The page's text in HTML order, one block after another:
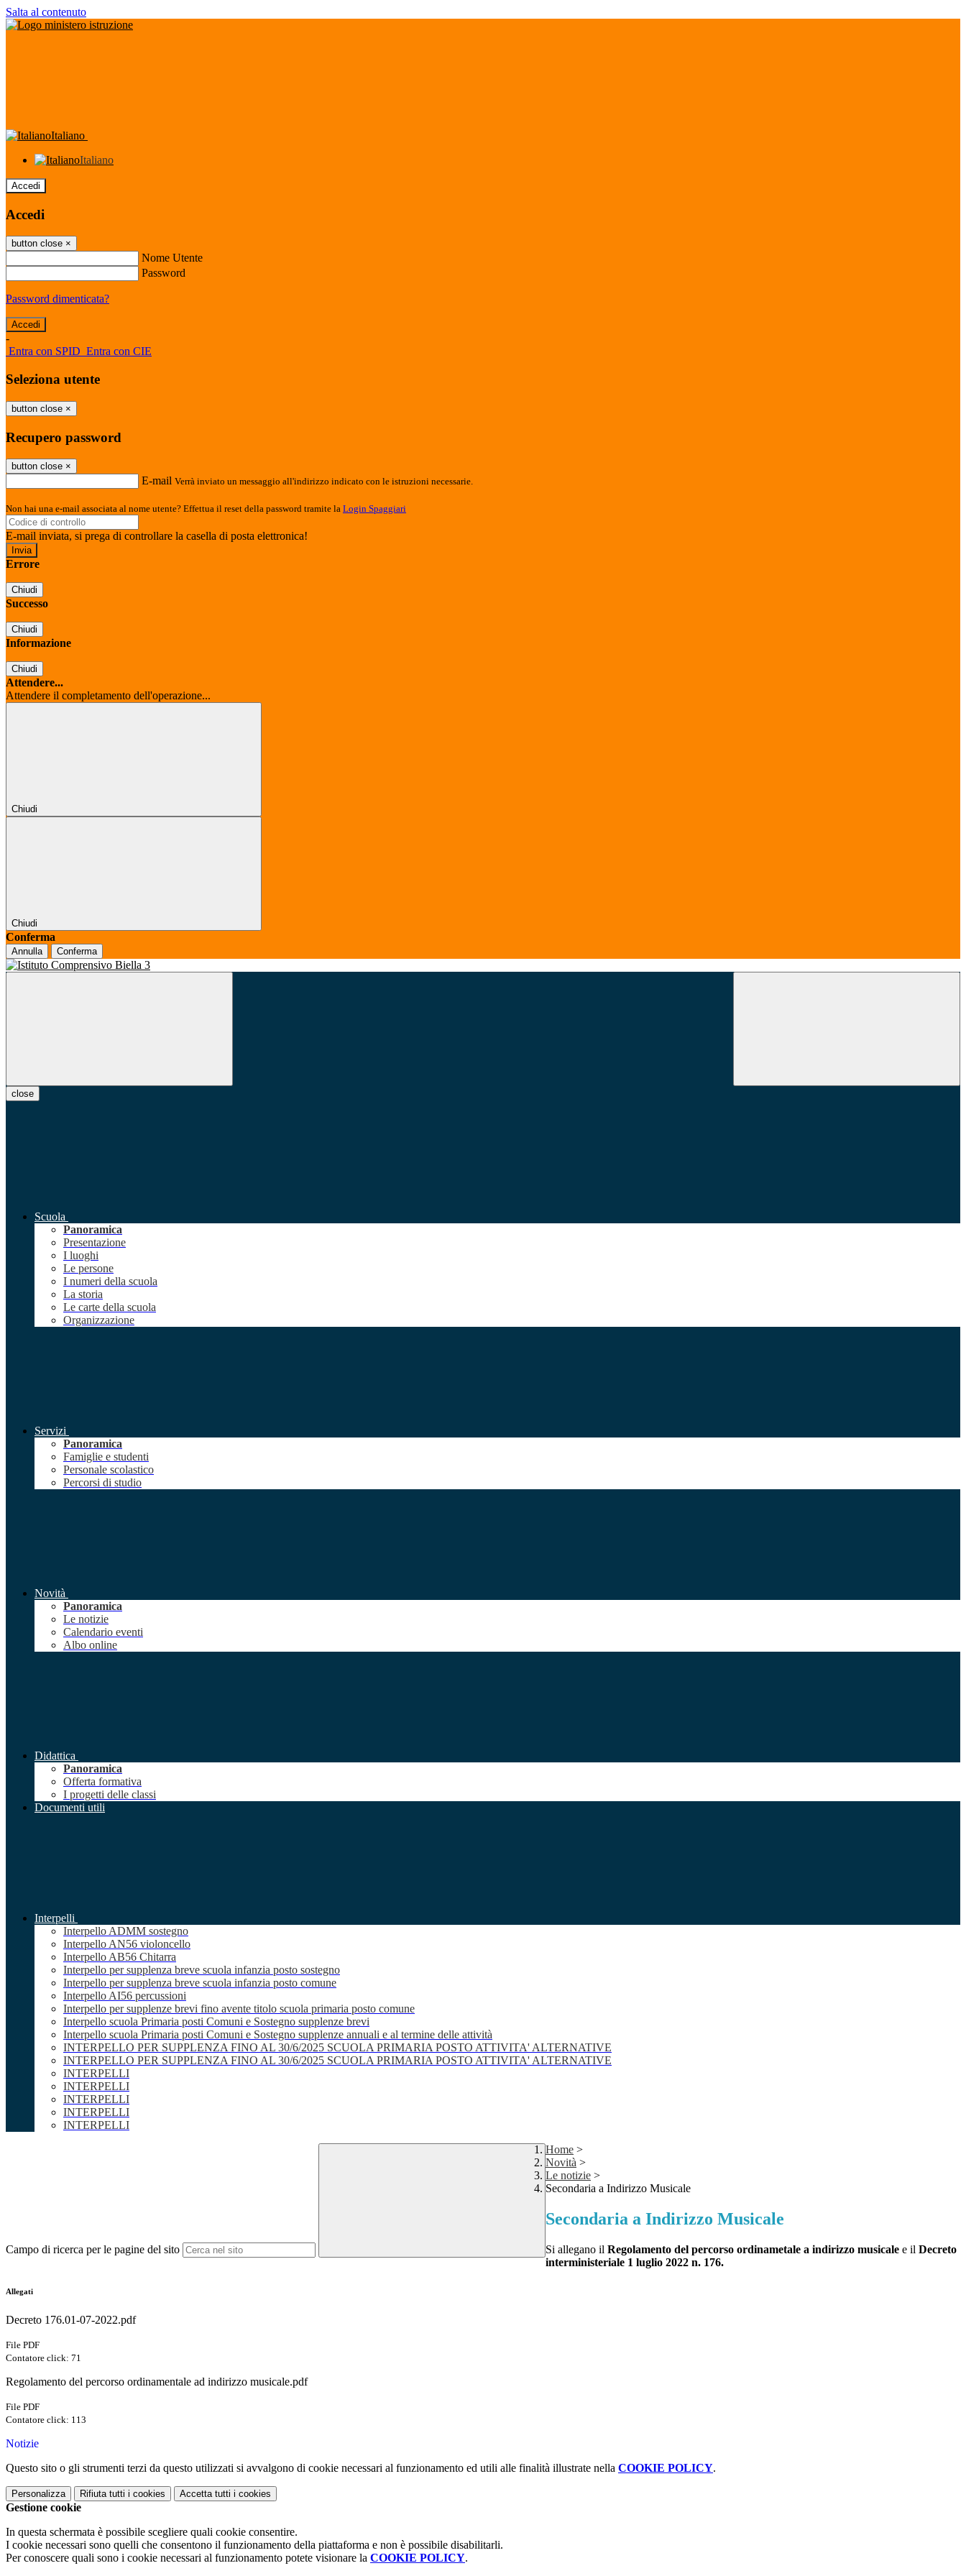
Salta al contenuto
Italiano
Italiano
Accedi
Accedi
button close ×
Nome Utente
Password
Password dimenticata?
-
Entra con SPID Entra con CIE
Seleziona utente
button close ×
Recupero password
button close ×
E-mail Verrà inviato un messaggio all'indirizzo indicato con le istruzioni necessarie.
Non hai una e-mail associata al nome utente? Effettua il reset della password tramite la Login Spaggiari
E-mail inviata, si prega di controllare la casella di posta elettronica!
Errore
Chiudi
Successo
Chiudi
Informazione
Chiudi
Attendere...
Attendere il completamento dell'operazione...
Chiudi
Chiudi
Conferma
Annulla Conferma
close
Scuola
Panoramica
Presentazione
I luoghi
Le persone
I numeri della scuola
La storia
Le carte della scuola
Organizzazione
Servizi
Panoramica
Famiglie e studenti
Personale scolastico
Percorsi di studio
Novità
Panoramica
Le notizie
Calendario eventi
Albo online
Didattica
Panoramica
Offerta formativa
I progetti delle classi
Documenti utili
Interpelli
Interpello ADMM sostegno
Interpello AN56 violoncello
Interpello AB56 Chitarra
Interpello per supplenza breve scuola infanzia posto sostegno
Interpello per supplenza breve scuola infanzia posto comune
Interpello AI56 percussioni
Interpello per supplenze brevi fino avente titolo scuola primaria posto comune
Interpello scuola Primaria posti Comuni e Sostegno supplenze brevi
Interpello scuola Primaria posti Comuni e Sostegno supplenze annuali e al termine delle attività
INTERPELLO PER SUPPLENZA FINO AL 30/6/2025 SCUOLA PRIMARIA POSTO ATTIVITA' ALTERNATIVE
INTERPELLO PER SUPPLENZA FINO AL 30/6/2025 SCUOLA PRIMARIA POSTO ATTIVITA' ALTERNATIVE
INTERPELLI
INTERPELLI
INTERPELLI
INTERPELLI
INTERPELLI
Campo di ricerca per le pagine del sito
Home >
Novità >
Le notizie >
Secondaria a Indirizzo Musicale
Secondaria a Indirizzo Musicale
Si allegano il Regolamento del percorso ordinametale a indirizzo musicale e il Decreto
interministeriale 1 luglio 2022 n. 176.
Allegati
Decreto 176.01-07-2022.pdf
File PDF
Contatore click: 71
Regolamento del percorso ordinamentale ad indirizzo musicale.pdf
File PDF
Contatore click: 113
Notizie
Questo sito o gli strumenti terzi da questo utilizzati si avvalgono di cookie necessari al funzionamento ed utili alle finalità illustrate nella COOKIE POLICY.
Personalizza Rifiuta tutti i cookies Accetta tutti i cookies
Gestione cookie
In questa schermata è possibile scegliere quali cookie consentire.
I cookie necessari sono quelli che consentono il funzionamento della piattaforma e non è possibile disabilitarli.
Per conoscere quali sono i cookie necessari al funzionamento potete visionare la COOKIE POLICY.